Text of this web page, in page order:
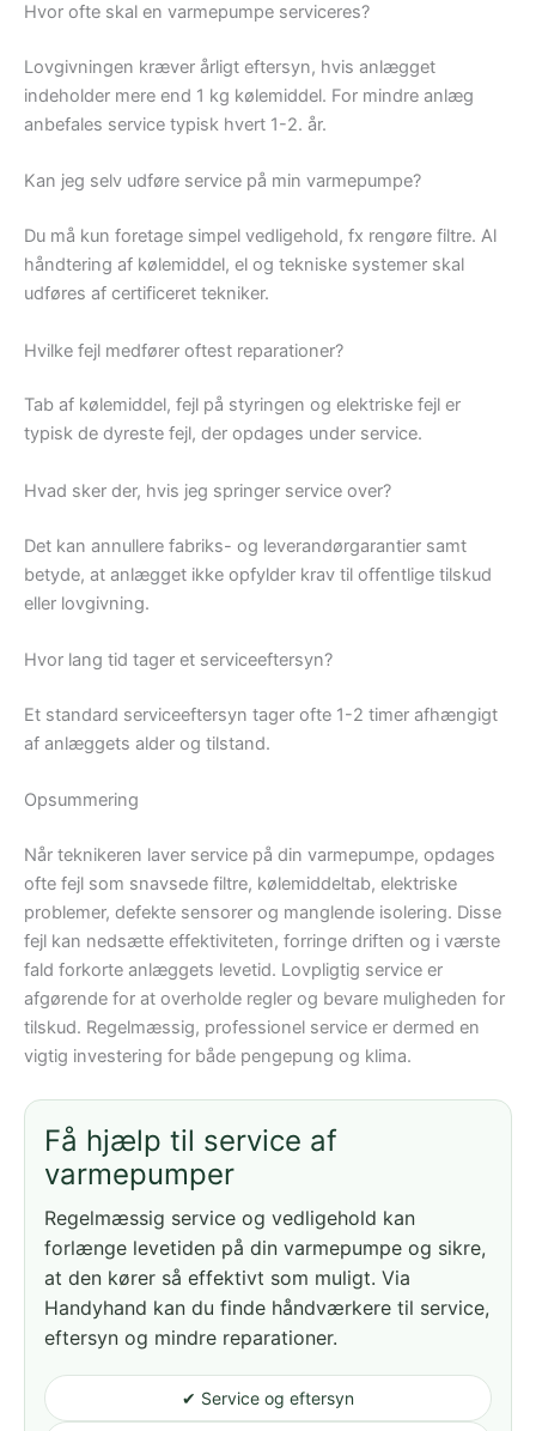
Hvor ofte skal en varmepumpe serviceres?
Lovgivningen kræver årligt eftersyn, hvis anlægget
indeholder mere end 1 kg kølemiddel. For mindre anlæg
anbefales service typisk hvert 1-2. år.
Kan jeg selv udføre service på min varmepumpe?
Du må kun foretage simpel vedligehold, fx rengøre filtre. Al
håndtering af kølemiddel, el og tekniske systemer skal
udføres af certificeret tekniker.
Hvilke fejl medfører oftest reparationer?
Tab af kølemiddel, fejl på styringen og elektriske fejl er
typisk de dyreste fejl, der opdages under service.
Hvad sker der, hvis jeg springer service over?
Det kan annullere fabriks- og leverandørgarantier samt
betyde, at anlægget ikke opfylder krav til offentlige tilskud
eller lovgivning.
Hvor lang tid tager et serviceeftersyn?
Et standard serviceeftersyn tager ofte 1-2 timer afhængigt
af anlæggets alder og tilstand.
Opsummering
Når teknikeren laver service på din varmepumpe, opdages
ofte fejl som snavsede filtre, kølemiddeltab, elektriske
problemer, defekte sensorer og manglende isolering. Disse
fejl kan nedsætte effektiviteten, forringe driften og i værste
fald forkorte anlæggets levetid. Lovpligtig service er
afgørende for at overholde regler og bevare muligheden for
tilskud. Regelmæssig, professionel service er dermed en
vigtig investering for både pengepung og klima.
Få hjælp til service af
varmepumper
Regelmæssig service og vedligehold kan
forlænge levetiden på din varmepumpe og sikre,
at den kører så effektivt som muligt. Via
Handyhand kan du finde håndværkere til service,
eftersyn og mindre reparationer.
✔ Service og eftersyn